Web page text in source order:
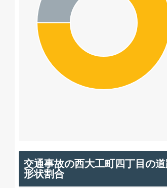
交通事故の西大工町四丁目の
形状割合